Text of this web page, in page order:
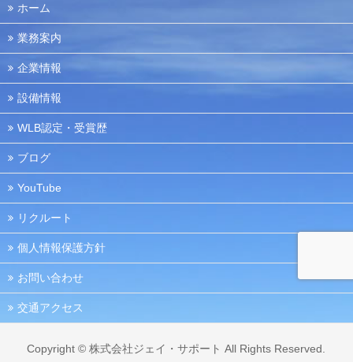
ホーム
業務案内
企業情報
設備情報
WLB認定・受賞歴
ブログ
YouTube
リクルート
個人情報保護方針
お問い合わせ
交通アクセス
Copyright ©株式会社ジェイ・サポート All Rights Reserved.